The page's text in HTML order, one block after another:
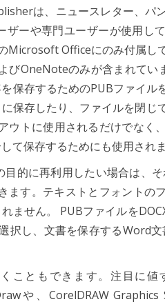
は、ニュースレター、パ
ーや専門ユーザーが使用し
Microsoft Officeにのみ付属し
びOneNoteのみが含まれてい
保存するためのPUBファイル
保存したり、ファイルを閉じ
ウトに使用されるだけでなく
て保存するためにも使用されま
的に再利用したい場合は、そ
す。テキストとフォントの
ません。 PUBファイルを
し、文書を保存するWord
こともできます。注目に値
や、CorelDRAW